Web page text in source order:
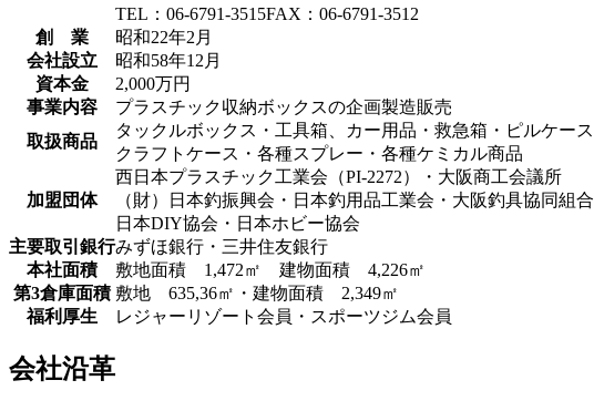
TEL：06-6791-3515FAX：06-6791-3512
創 業
昭和22年2月
会社設立
昭和58年12月
資本金
2,000万円
事業内容
プラスチック収納ボックスの企画製造販売
取扱商品
タックルボックス・工具箱、カー用品・救急箱・ピルケース
クラフトケース・各種スプレー・各種ケミカル商品
加盟団体
西日本プラスチック工業会（PI-2272）・大阪商工会議所
（財）日本釣振興会・日本釣用品工業会・大阪釣具協同組合
日本DIY協会・日本ホビー協会
主要取引銀行みずほ銀行・三井住友銀行
本社面積
敷地面積 1,472㎡ 建物面積 4,226㎡
第3倉庫面積 敷地 635,36㎡・建物面積 2,349㎡
福利厚生
レジャーリゾート会員・スポーツジム会員
会社沿革